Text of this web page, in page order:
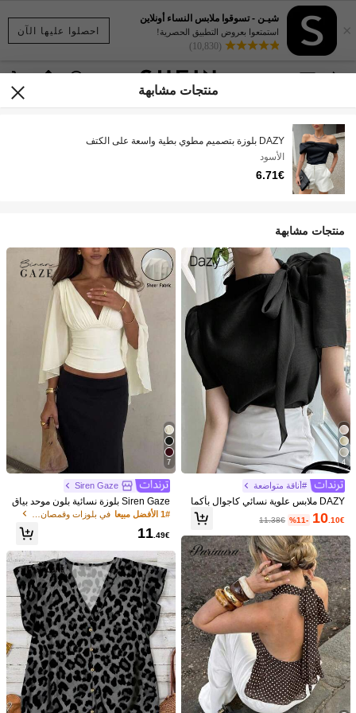
احصلوا عليها الآن ×
شيـن - تسوقوا ملابس النساء أونلاين
استمتعوا بعروض التطبيق الحصرية!
(10,830)
1/8
6.71€ السعر شامل ضريبة القيمة المضافة والرسوم الجمركية
DAZY بلوزة بتصميم مطوي بطية واسعة على
الكتف
4.87
(
100+
)
مقاس DE
30
(XS)
32
(S)
34
(M)
36
(L)
38
(XL)
منتجات مشابهة
DAZY بلوزة بتصميم مطوي بطية واسعة على الكتف
الأسود
6.71€
منتجات مشابهة
4
#أناقة متواضعة
DAZY ملابس علوية نسائي كاجوال بأكما
م قصيرة مربوطة بربطة وبلون أحادي بس
يط 10.10€
%11-
11.38€
7
Siren Gaze
Siren Gaze بلوزة نسائية بلون موحد بياق
ة V عميقة مطوية كاجوال متعددة الاستخ 1# الأفضل مبيعا
11.49€